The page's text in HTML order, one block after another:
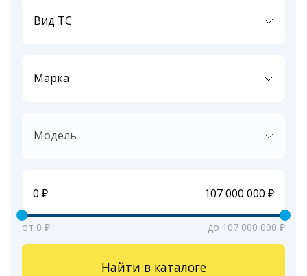
Вид ТС
Марка
Модель
от 0 ₽ до 107 000 000 ₽
Найти в каталоге